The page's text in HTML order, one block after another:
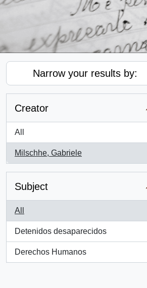
Narrow your results by:
Creator
All
Milschhe, Gabriele
, 1 results
Subject
All
Detenidos desaparecidos
, 1 results
Derechos Humanos
, 1 results